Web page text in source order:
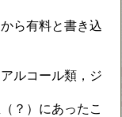
ら有料と書き込
ルコール類，ジ
？）にあったこ